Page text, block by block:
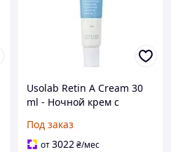
Usolab Retin A Cream 30
ml - Ночной крем с
Под заказ
от3022₴/мес